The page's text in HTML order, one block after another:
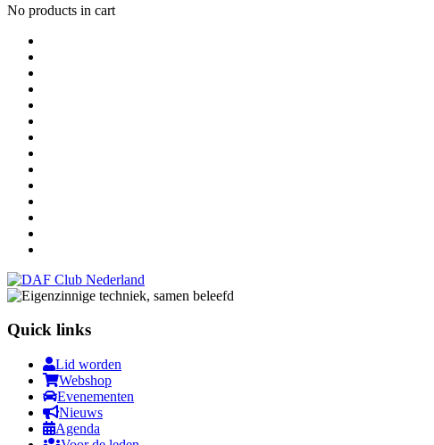
No products in cart
Quick links
Lid worden
Webshop
Evenementen
Nieuws
Agenda